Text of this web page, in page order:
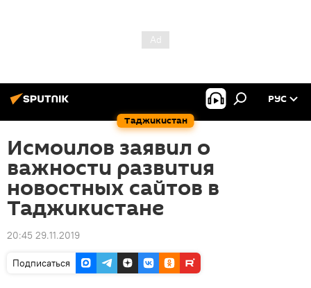
Таджикистан
РУС
Исмоилов заявил о
важности развития
новостных сайтов в
Таджикистане
20:45 29.11.2019
Подписаться